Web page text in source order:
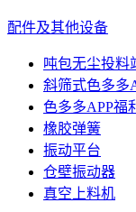
配件及其他设备
吨包无尘投料
斜筛式色多多
色多多APP福
橡胶弹簧
振动平台
仓壁振动器
真空上料机